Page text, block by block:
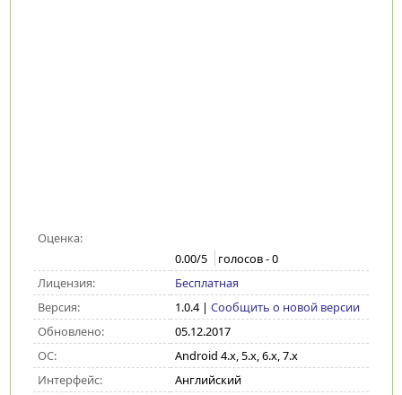
Оценка:
0.00/5 голосов -0
Лицензия:
Бесплатная
Версия:
1.0.4| Сообщить о новой версии
Обновлено:
05.12.2017
ОС:
Android 4.x, 5.x, 6.x, 7.x
Интерфейс:
Английский